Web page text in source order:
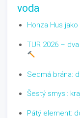
voda
Honza Hus
TUR 2026 –
Sedmá brána:
Šestý smysl:
Pátý element: